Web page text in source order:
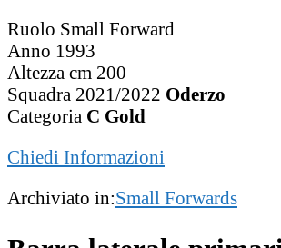
Ruolo Small Forward
Anno 1993
Altezza cm 200
Squadra 2021/2022 Oderzo
Categoria C Gold
Chiedi Informazioni
Archiviato in:Small Forwards